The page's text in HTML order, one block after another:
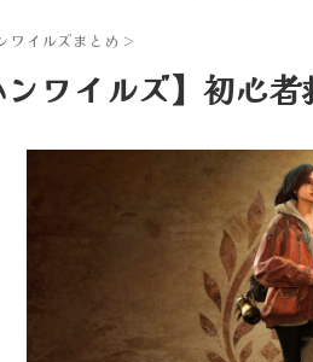
ワイルズまとめ >
ンワイルズ】初心